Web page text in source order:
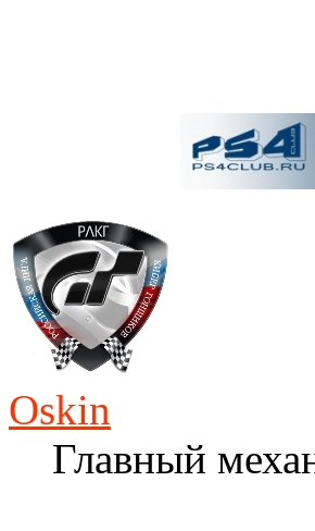
Oskin
Главный